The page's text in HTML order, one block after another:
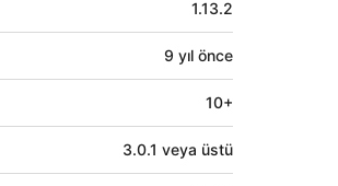
1.13.2
9 yıl önce
10+
3.0.1 veya üstü